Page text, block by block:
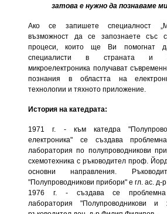
затова е нужно да познаваме
Ако се запишете специалност
възможност да се запознаете със
процеси, които ще Ви помогнат
специалисти в страната и
микроелектроника получават
познания в областта на
технологии и тяхното приложение.
История на катедрата:
1971 г. - към катедра
електроника" се създава проблемна
лаборатория по полупроводникови
схемотехника с ръководител проф.
основни направления.
"Полупроводникови прибори" е гл. ас.
1976 г. - създава се проблемна
лаборатория "Полупроводникови и